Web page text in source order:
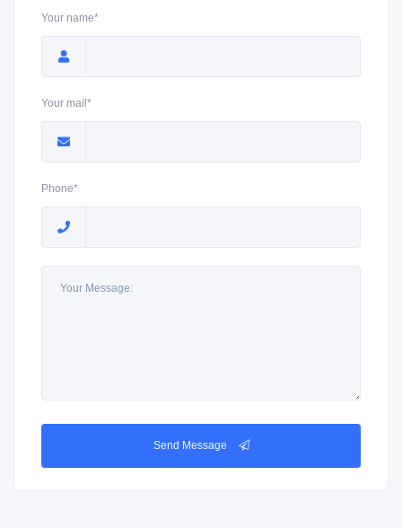
Your name*
Your mail*
Phone*
Send Message